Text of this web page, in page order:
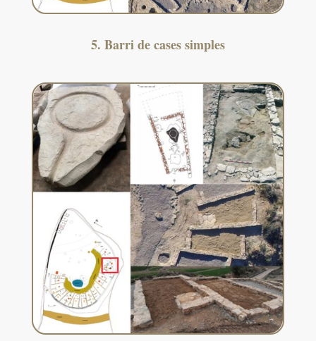
5. Barri de cases simples